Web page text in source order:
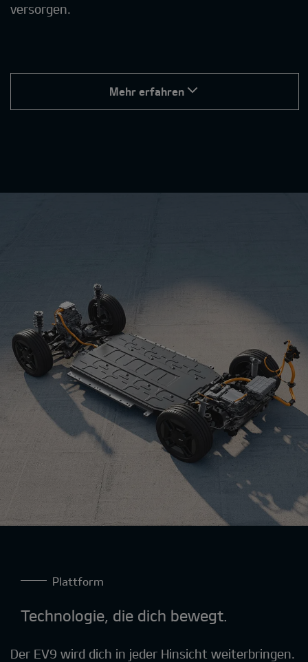
versorgen.
Mehr erfahren
Plattform
Technologie, die dich bewegt.
Der EV9 wird dich in jeder Hinsicht weiterbringen.